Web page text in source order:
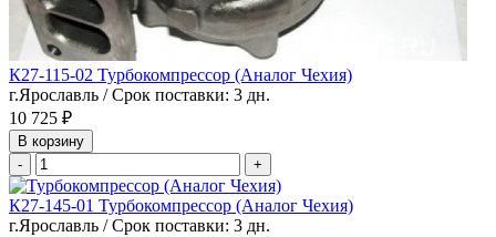
К27-115-02 Турбокомпрессор (Аналог Чехия)
г.Ярославль / Срок поставки: 3 дн.
10 725 ₽
В корзину
-
+
К27-145-01 Турбокомпрессор (Аналог Чехия)
г.Ярославль / Срок поставки: 3 дн.